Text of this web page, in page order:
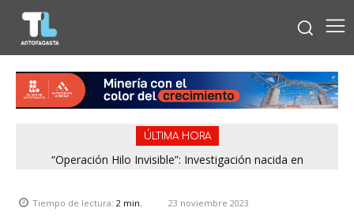
ÚLTIMA HORA
“Operación Hilo Invisible”: Investigación nacida en
Tiempo de lectura: 2 min. 23 noviembre 2023